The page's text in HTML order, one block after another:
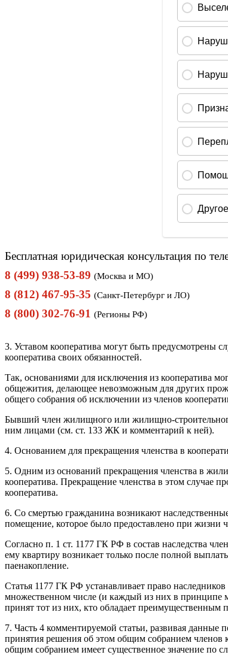
Бесплатная юридическая консультация по
8 (499) 938-53-89 (Москва и МО)
8 (812) 467-95-35 (Санкт-Петербург и ЛО)
8 (800) 302-76-91 (Регионы РФ)
3. Уставом кооператива могут быть предусмотрены
кооператива своих обязанностей.
Так, основаниями для исключения из кооператива
общежития, делающее невозможным для других
общего собрания об исключении из членов
Бывший член жилищного или жилищно-
ним лицами (см. ст. 133 ЖК и комментарий к ней).
4. Основанием для прекращения членства в
5. Одним из оснований прекращения членства в
кооператива. Прекращение членства в этом случае
кооператива.
6. Со смертью гражданина возникают
помещение, которое было предоставлено при жизни
Согласно п. 1 ст. 1177 ГК РФ в состав наследства
ему квартиру возникает только после полной
паенакопление.
Статья 1177 ГК РФ устанавливает право
множественном числе (и каждый из них в принципе
принят тот из них, кто обладает преимущественным
7. Часть 4 комментируемой статьи, развивая данные
принятия решения об этом общим собранием членов
общим собранием имеет существенное значение по